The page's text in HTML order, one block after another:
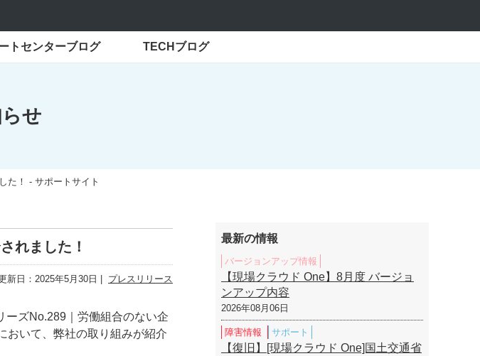
トセンターブログ TECHブログ
せ
た！ - サポートサイト
れました！
新日：2025年5月30日 プレスリリース
ズNo.289｜労働組合のない企
おいて、弊社の取り組みが紹介
最新の情報
バージョンアップ情報
【現場クラウド One】8月度 バージョ
ンアップ内容
2026年08月06日
障害情報 サポート
【復旧】[現場クラウド One]国土交通省